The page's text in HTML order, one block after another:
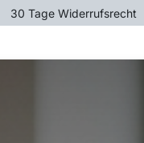
​30 Tage Widerrufsrecht